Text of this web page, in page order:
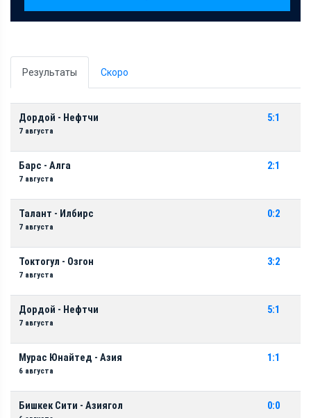
Результаты Скоро
Дордой - Нефтчи
7 августа
5:1
Барс - Алга
7 августа
2:1
Талант - Илбирс
7 августа
0:2
Токтогул - Озгон
7 августа
3:2
Дордой - Нефтчи
7 августа
5:1
Мурас Юнайтед - Азия
6 августа
1:1
Бишкек Сити - Азиягол 0:0